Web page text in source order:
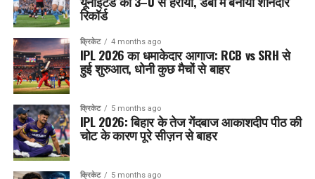
रिकॉर्ड
क्रिकेट 4 months ago
IPL 2026 का धमाकेदार आगाज: RCB vs SRH से
हुई शुरुआत, धोनी कुछ मैचों से बाहर
क्रिकेट 5 months ago
IPL 2026: बिहार के तेज गेंदबाज आकाशदीप पीठ की
चोट के कारण पूरे सीज़न से बाहर
क्रिकेट 5 months ago